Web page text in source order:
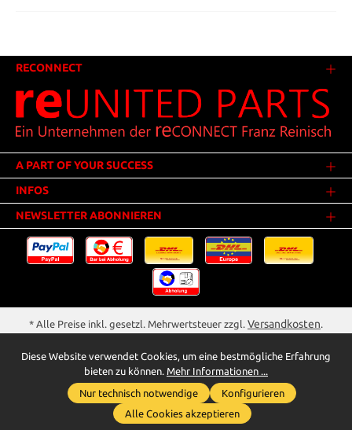
RECONNECT
A PART OF YOUR SUCCESS
INFOS
NEWSLETTER ABONNIEREN
* Alle Preise inkl. gesetzl. Mehrwertsteuer zzgl. Versandkosten.
** Der Verkauf unterliegt der Differenzbesteuerung gem. § 25a UStG
(Gebrauchtgegenstände/Sonderregelung). Ein gesonderter Ausweis der
Umsatzsteuer bei gebrauchten oder wiederaufbereiteten Gegenständen
wird deshalb nicht vorgenommen.
reunited-parts.com
Whatsapp für Anfragen
Diese Website verwendet Cookies, um eine bestmögliche Erfahrung
bieten zu können. Mehr Informationen ...
Nur technisch notwendige
Konfigurieren
Alle Cookies akzeptieren